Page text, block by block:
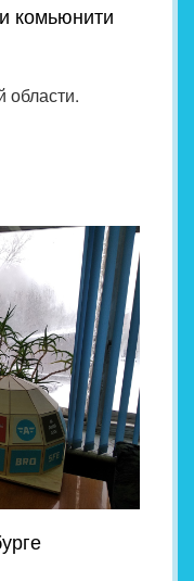
комьюнити
области.